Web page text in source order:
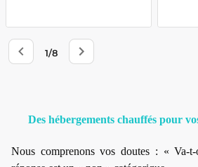
Des hébergements chauffés pour
Nous comprenons vos doutes : «